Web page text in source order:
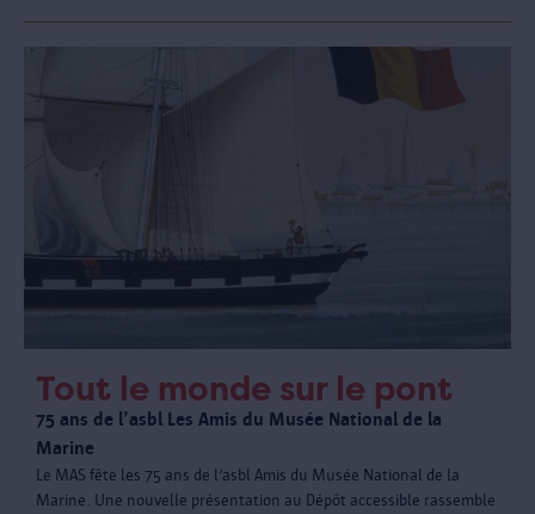
Tout le monde sur le pont
75 ans de l’asbl Les Amis du Musée National de la
Marine
Le MAS fête les 75 ans de l’asbl Amis du Musée National de la
Marine. Une nouvelle présentation au Dépôt accessible rassemble